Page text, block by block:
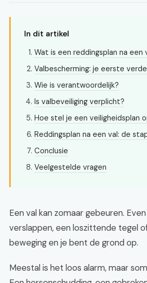
In dit artikel
Wat is een reddingsplan na een
Valbescherming: je eerste
Wie is verantwoordelijk?
Is valbeveiliging verplicht?
Hoe stel je een veiligheidsplan
Reddingsplan na een val: de
Conclusie
Veelgestelde vragen
Een val kan zomaar gebeuren.
verslappen, een loszittende tegel
beweging en je bent de grond op.
Meestal is het loos alarm, maar